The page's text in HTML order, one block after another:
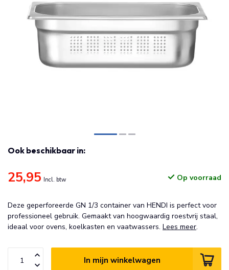
Ook beschikbaar in:
25,95 Incl. btw Op voorraad
Deze geperforeerde GN 1/3 container van HENDI is perfect voor
professioneel gebruik. Gemaakt van hoogwaardig roestvrij staal,
ideaal voor ovens, koelkasten en vaatwassers. Lees meer.
In mijn winkelwagen